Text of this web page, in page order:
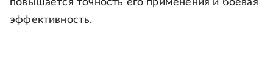
повышается точность его применения и боевая
эффективность.